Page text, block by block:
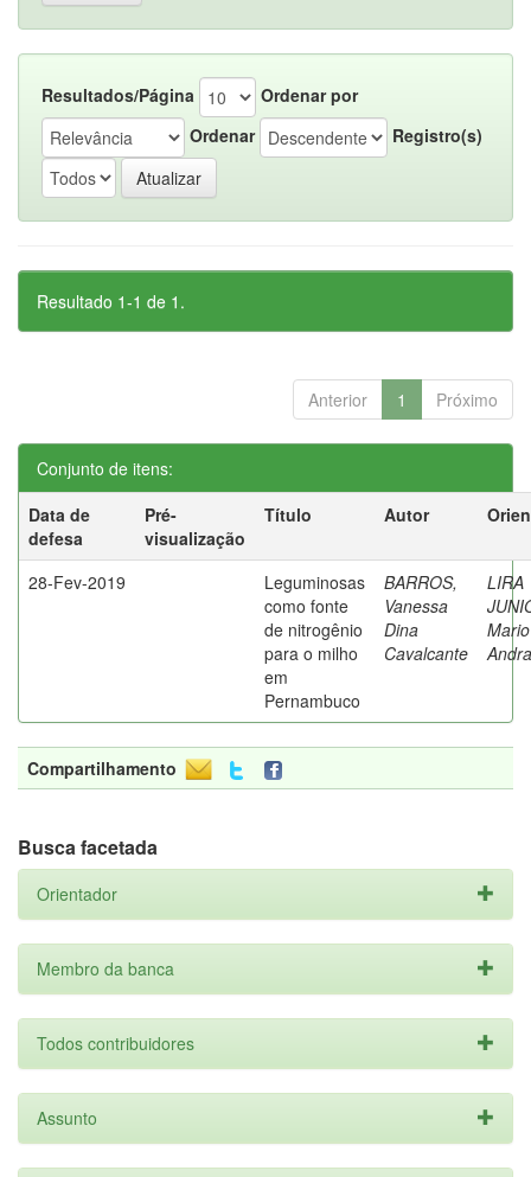
Resultados/Página
Ordenar por
Ordenar
Registro(s)
Resultado 1-1 de 1.
Anterior 1 Próximo
Conjunto de itens:
Data de
defesa
Pré-
visualização
Título Autor
28-Fev-2019
Leguminosas
como fonte
de nitrogênio
para o milho
em
Pernambuco
BARROS,
Vanessa
Dina
Cavalcante
LIRA
Compartilhamento
Busca facetada
Orientador
Membro da banca
Todos contribuidores
Assunto